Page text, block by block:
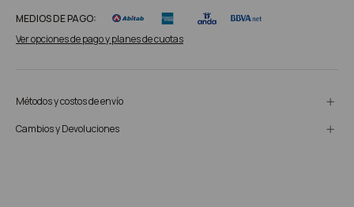
MEDIOS DE PAGO:
Ver opciones de pago y planes de cuotas
Métodos y costos de envío
Cambios y Devoluciones